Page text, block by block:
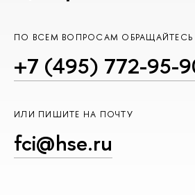
ПО ВСЕМ ВОПРОСАМ
+7 (495) 772-95-
ИЛИ ПИШИТЕ НА ПОЧТУ
fci@hse.ru